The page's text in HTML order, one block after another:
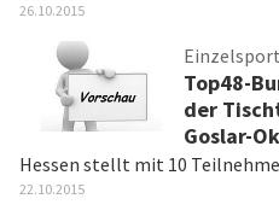
26.10.2015
Top48-
der
Goslar-
Hessen stellt mit 10
22.10.2015